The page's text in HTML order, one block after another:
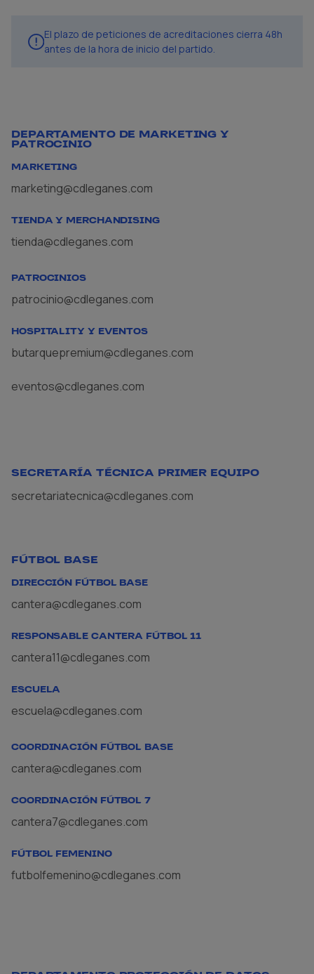
El plazo de peticiones de acreditaciones cierra 48h
antes de la hora de inicio del partido.
DEPARTAMENTO DE MARKETING Y
PATROCINIO
MARKETING
marketing@cdleganes.com
TIENDA Y MERCHANDISING
tienda@cdleganes.com
PATROCINIOS
patrocinio@cdleganes.com
HOSPITALITY Y EVENTOS
butarquepremium@cdleganes.com
eventos@cdleganes.com
SECRETARÍA TÉCNICA PRIMER EQUIPO
secretariatecnica@cdleganes.com
FÚTBOL BASE
DIRECCIÓN FÚTBOL BASE
cantera@cdleganes.com
RESPONSABLE CANTERA FÚTBOL 11
cantera11@cdleganes.com
ESCUELA
escuela@cdleganes.com
COORDINACIÓN FÚTBOL BASE
cantera@cdleganes.com
COORDINACIÓN FÚTBOL 7
cantera7@cdleganes.com
FÚTBOL FEMENINO
futbolfemenino@cdleganes.com